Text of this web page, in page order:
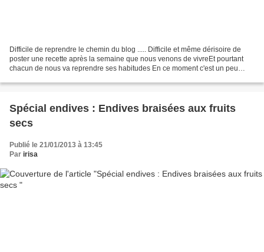
Difficile de reprendre le chemin du blog ..... Difficile et même dérisoire de
poster une recette après la semaine que nous venons de vivreEt pourtant
chacun de nous va reprendre ses habitudes En ce moment c'est un peu
Spécial endives : Endives braisées aux fruits
secs
Publié le 21/01/2013 à 13:45
Par irisa